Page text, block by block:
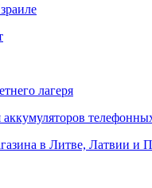
лагеря
в Литве, Латвии и